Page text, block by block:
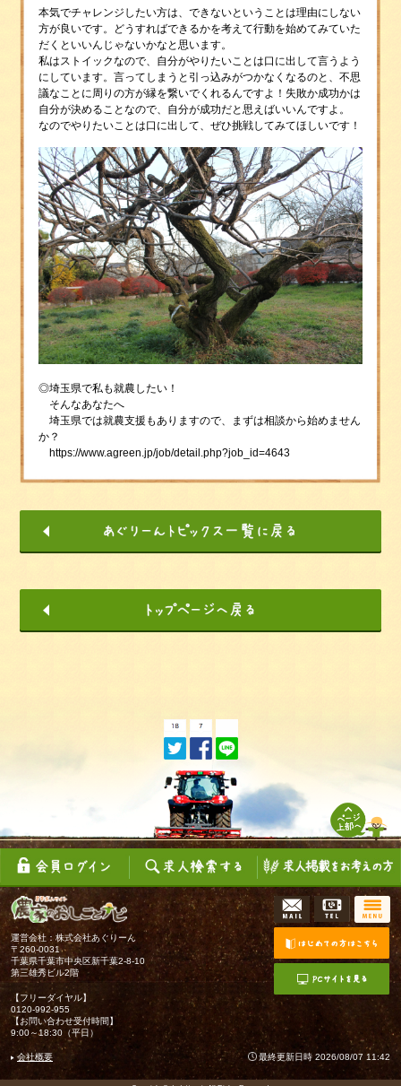
本気でチャレンジしたい方は、できないということは理由にしない
方が良いです。どうすればできるかを考えて行動を始めてみていた
だくといいんじゃないかなと思います。
私はストイックなので、自分がやりたいことは口に出して言うよう
にしています。言ってしまうと引っ込みがつかなくなるのと、不思
議なことに周りの方が縁を繋いでくれるんですよ！失敗か成功かは
自分が決めることなので、自分が成功だと思えばいいんですよ。
なのでやりたいことは口に出して、ぜひ挑戦してみてほしいです！
◎埼玉県で私も就農したい！
そんなあなたへ
埼玉県では就農支援もありますので、まずは相談から始めません
か？
https://www.agreen.jp/job/detail.php?job_id=4643
運営会社：株式会社あぐりーん
〒260-0031
千葉県千葉市中央区新千葉2-8-10
第三雄秀ビル2階
【フリーダイヤル】
0120-992-955
【お問い合わせ受付時間】
9:00～18:30（平日）
会社概要 最終更新日時 2026/08/07 11:42